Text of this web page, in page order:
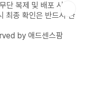
알
기
단 복제 및 배포 시 법
최종 확인은 반드시 관
by 애드센스팜